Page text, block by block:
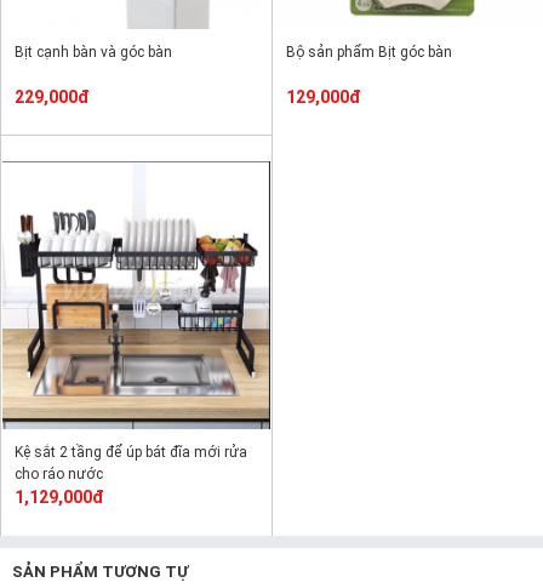
Bịt cạnh bàn và góc bàn
229,000đ
Bộ sản phẩm Bịt góc bàn
129,000đ
Kệ sắt 2 tầng để úp bát đĩa mới rửa
cho ráo nước
1,129,000đ
SẢN PHẨM TƯƠNG TỰ